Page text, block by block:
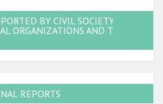
BY CIVIL SOCIETY,
ORGANIZATIONS AND THE
REPORTS